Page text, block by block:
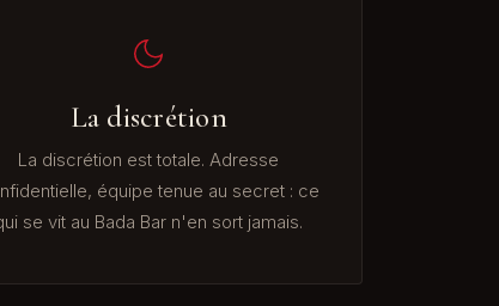
La discrétion
La discrétion est totale. Adresse
équipe tenue au secret : ce
se vit au Bada Bar n'en sort jamais.